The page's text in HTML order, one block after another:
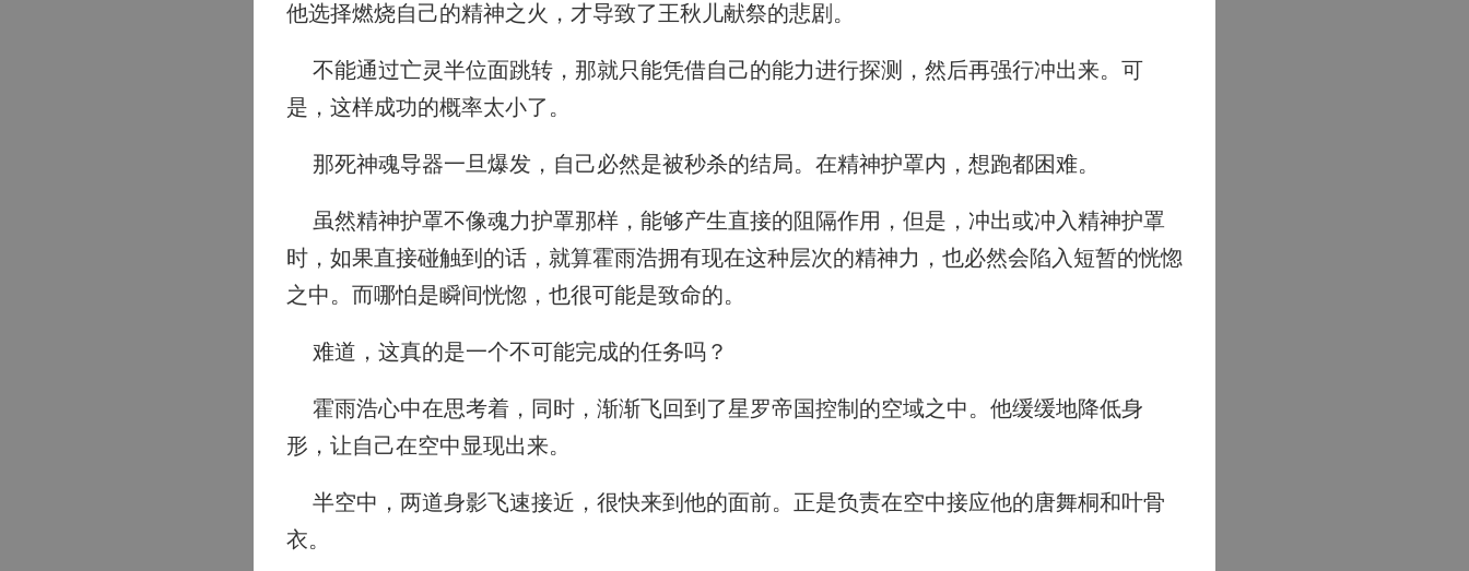
他选择燃烧自己的精神之火，才导致了王秋儿献祭的悲剧。
不能通过亡灵半位面跳转，那就只能凭借自己的能力进行探测，然后再强行冲出来。可
是，这样成功的概率太小了。
那死神魂导器一旦爆发，自己必然是被秒杀的结局。在精神护罩内，想跑都困难。
虽然精神护罩不像魂力护罩那样，能够产生直接的阻隔作用，但是，冲出或冲入精神护罩
时，如果直接碰触到的话，就算霍雨浩拥有现在这种层次的精神力，也必然会陷入短暂的恍惚
之中。而哪怕是瞬间恍惚，也很可能是致命的。
难道，这真的是一个不可能完成的任务吗？
霍雨浩心中在思考着，同时，渐渐飞回到了星罗帝国控制的空域之中。他缓缓地降低身
形，让自己在空中显现出来。
半空中，两道身影飞速接近，很快来到他的面前。正是负责在空中接应他的唐舞桐和叶骨
衣。